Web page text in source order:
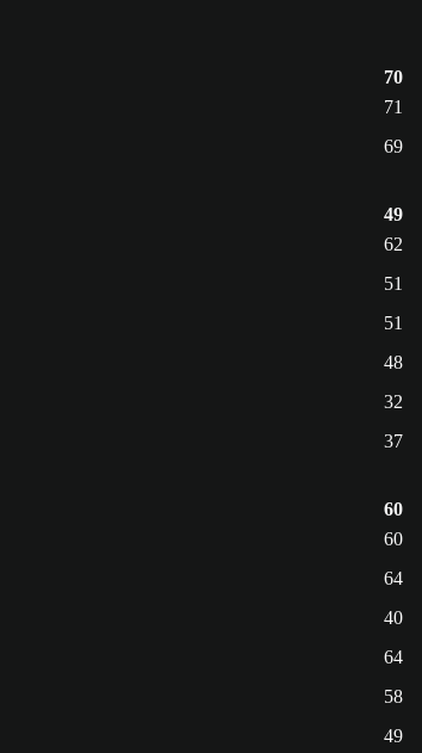
70
71
69
49
62
51
51
48
32
37
60
60
64
40
64
58
49